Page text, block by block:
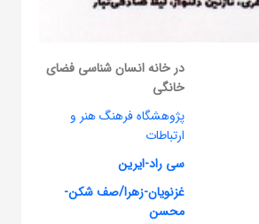
در خانه انسان شناسی فضای
خانگی
پژوهشگاه فرهنگ هنر و
ارتباطات
سی راد-ایرین
غزنویان-زهرا/صف شکن-
محسن